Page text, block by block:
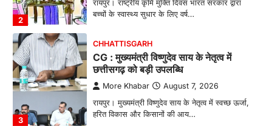
2
रायपुर। राष्ट्रीय कृमि मुक्ति दिवस भारत सरकार द्वारा
बच्चों के स्वास्थ्य सुधार के लिए वर्ष…
3
CHHATTISGARH
CG : मुख्यमंत्री विष्णुदेव साय के नेतृत्व में
छत्तीसगढ़ को बड़ी उपलब्धि
More Khabar August 7, 2026
रायपुर। मुख्यमंत्री विष्णुदेव साय के नेतृत्व में स्वच्छ ऊर्जा,
हरित विकास और किसानों की आय…